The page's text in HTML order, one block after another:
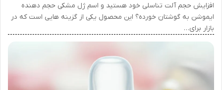
افزایش حجم آلت تناسلی خود هستید و اسم ژل مشکی حجم دهنده
ایموشن به گوشتان خورده؟ این محصول یکی از گزینه هایی است که در
بازار برای…